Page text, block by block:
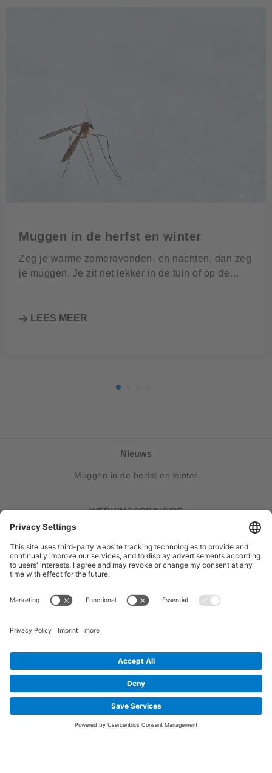
Muggen in de herfst en winter
Zeg je warme zomeravonden- en nachten, dan zeg
je muggen. Je zit net lekker in de tuin of op de…
LEES MEER
Nieuws
Muggen in de herfst en winter
WERKINGSPRINCIPE
Service en contact
© 2026 bite away® Cookie settings
Retourneren
Afdruk